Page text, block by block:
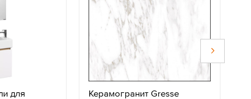
для
Керамогранит Gresse